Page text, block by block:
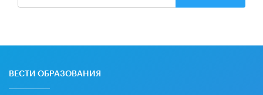
ВЕСТИ ОБРАЗОВАНИЯ